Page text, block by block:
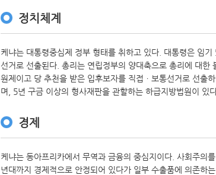
정치체계
케냐는 대통령중심제 정부 형태를 취하고 있다. 대통령은 임
선거로 선출된다. 총리는 연립정부의 양대축으로 총리에 대
원제이고 당 추천을 받은 입후보자를 직접ㆍ보통선거로 선출
며, 5년 구금 이상의 형사재판을 관할하는 하급지방법원이 있
경제
케냐는 동아프리카에서 무역과 금융의 중심지이다. 사회주의
년대까지 경제적으로 안정되어 있다가 일부 수출품에 의존하